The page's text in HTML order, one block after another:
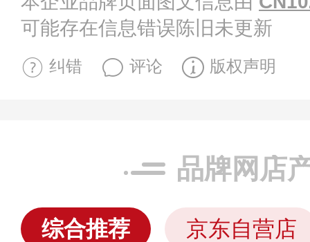
可能存在信息错误陈旧未更新
纠错 评论 版权声明
品牌网店
综合推荐 京东自营店